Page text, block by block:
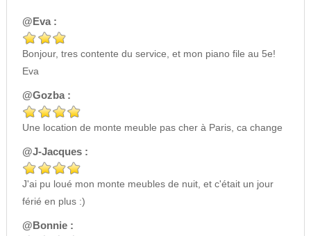
@Eva :
Bonjour, tres contente du service, et mon piano file au 5e!
Eva
@Gozba :
Une location de monte meuble pas cher à Paris, ca change
@J-Jacques :
J'ai pu loué mon monte meubles de nuit, et c'était un jour
férié en plus :)
@Bonnie :